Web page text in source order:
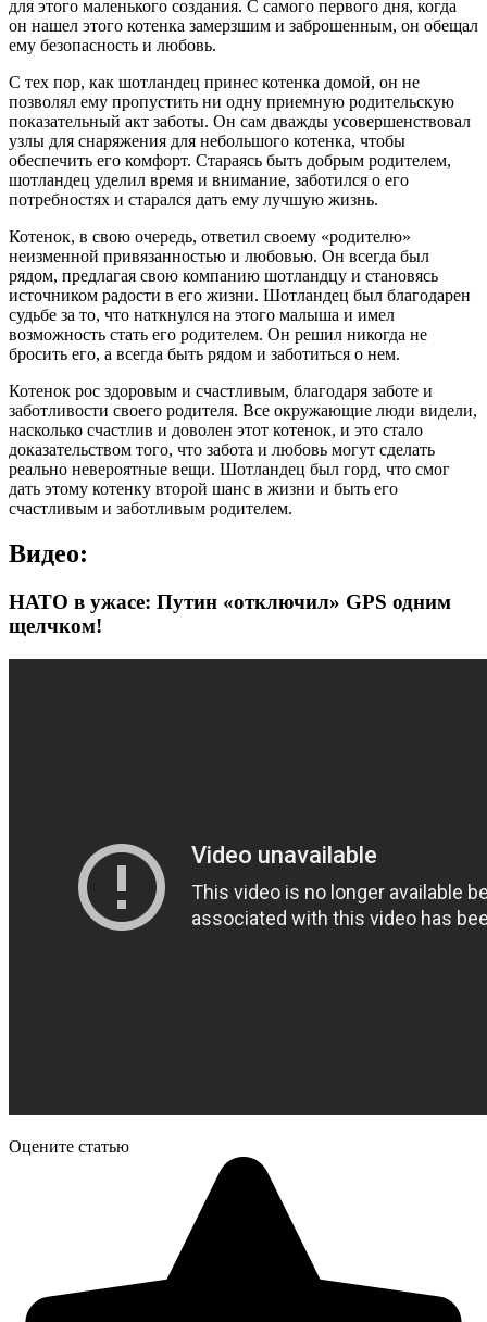
для этого маленького создания. С самого первого дня, когда
он нашел этого котенка замерзшим и заброшенным, он обещал
ему безопасность и любовь.
С тех пор, как шотландец принес котенка домой, он не
позволял ему пропустить ни одну приемную родительскую
показательный акт заботы. Он сам дважды усовершенствовал
узлы для снаряжения для небольшого котенка, чтобы
обеспечить его комфорт. Стараясь быть добрым родителем,
шотландец уделил время и внимание, заботился о его
потребностях и старался дать ему лучшую жизнь.
Котенок, в свою очередь, ответил своему «родителю»
неизменной привязанностью и любовью. Он всегда был
рядом, предлагая свою компанию шотландцу и становясь
источником радости в его жизни. Шотландец был благодарен
судьбе за то, что наткнулся на этого малыша и имел
возможность стать его родителем. Он решил никогда не
бросить его, а всегда быть рядом и заботиться о нем.
Котенок рос здоровым и счастливым, благодаря заботе и
заботливости своего родителя. Все окружающие люди видели,
насколько счастлив и доволен этот котенок, и это стало
доказательством того, что забота и любовь могут сделать
реально невероятные вещи. Шотландец был горд, что смог
дать этому котенку второй шанс в жизни и быть его
счастливым и заботливым родителем.
Видео:
НАТО в ужасе: Путин «отключил» GPS одним
щелчком!
Оцените статью